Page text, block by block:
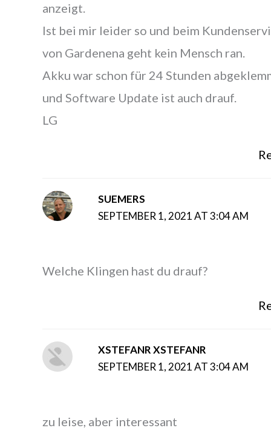
anzeigt.
Ist bei mir leider so und beim
von Gardenena geht kein Mensch ran.
Akku war schon für 24 Stunden
und Software Update ist auch drauf.
LG
SUEMERS
SEPTEMBER 1, 2021 AT 3:04 AM
Welche Klingen hast du drauf?
XSTEFANR XSTEFANR
SEPTEMBER 1, 2021 AT 3:04 AM
zu leise, aber interessant